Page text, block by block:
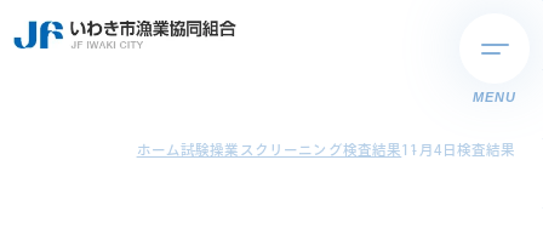
MENU
ホーム試験操業スクリーニング検査結果11月4日検査結果